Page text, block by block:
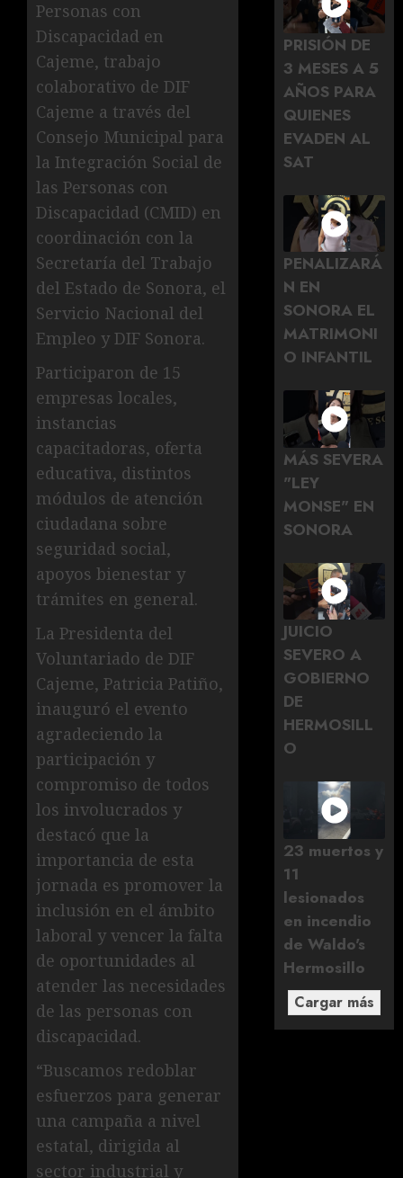
Personas con
Discapacidad en
Cajeme, trabajo
colaborativo de DIF
Cajeme a través del
Consejo Municipal para
la Integración Social de
las Personas con
Discapacidad (CMID) en
coordinación con la
Secretaría del Trabajo
del Estado de Sonora, el
Servicio Nacional del
Empleo y DIF Sonora.
Participaron de 15
empresas locales,
instancias
capacitadoras, oferta
educativa, distintos
módulos de atención
ciudadana sobre
seguridad social,
apoyos bienestar y
trámites en general.
La Presidenta del
Voluntariado de DIF
Cajeme, Patricia Patiño,
inauguró el evento
agradeciendo la
participación y
compromiso de todos
los involucrados y
destacó que la
importancia de esta
jornada es promover la
inclusión en el ámbito
laboral y vencer la falta
de oportunidades al
atender las necesidades
de las personas con
discapacidad.
“Buscamos redoblar
esfuerzos para generar
una campaña a nivel
estatal, dirigida al
sector industrial y
PRISIÓN DE
3 MESES A 5
AÑOS PARA
QUIENES
EVADEN AL
SAT
PENALIZARÁ
N EN
SONORA EL
MATRIMONI
O INFANTIL
MÁS SEVERA
"LEY
MONSE" EN
SONORA
JUICIO
SEVERO A
GOBIERNO
DE
HERMOSILL
O
23 muertos y
11
lesionados
en incendio
de Waldo's
Hermosillo
Cargar más